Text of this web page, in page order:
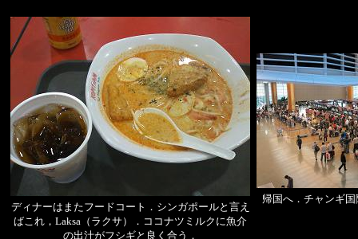
ディナーはまたフードコート．シンガポールと言え
ばこれ，Laksa（ラクサ）．ココナツミルクに魚介
の出汁がフシギと良く合う．
帰国へ．チャンギ